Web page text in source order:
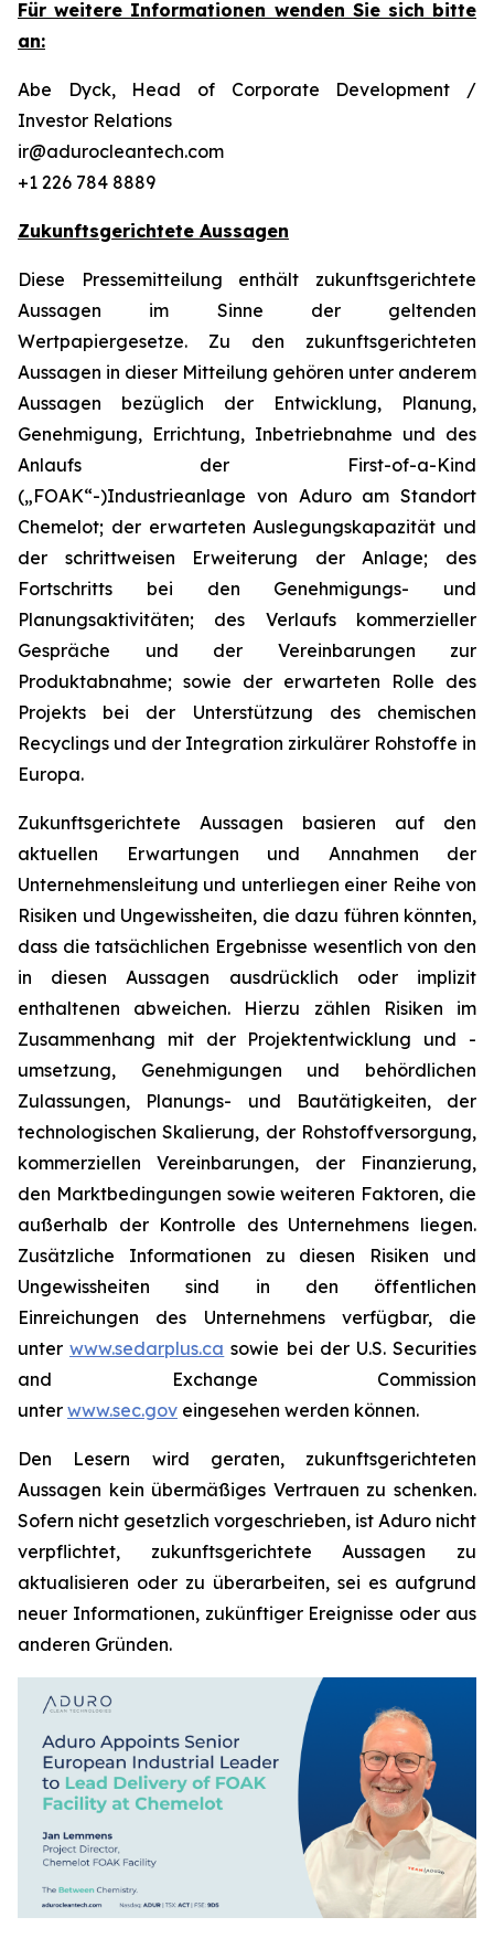
Für weitere Informationen wenden Sie sich bitte
an:
Abe Dyck, Head of Corporate Development /
Investor Relations
ir@adurocleantech.com
+1 226 784 8889
Zukunftsgerichtete Aussagen
Diese Pressemitteilung enthält zukunftsgerichtete
Aussagen im Sinne der geltenden
Wertpapiergesetze. Zu den zukunftsgerichteten
Aussagen in dieser Mitteilung gehören unter anderem
Aussagen bezüglich der Entwicklung, Planung,
Genehmigung, Errichtung, Inbetriebnahme und des
Anlaufs der First-of-a-Kind
(„FOAK“-)Industrieanlage von Aduro am Standort
Chemelot; der erwarteten Auslegungskapazität und
der schrittweisen Erweiterung der Anlage; des
Fortschritts bei den Genehmigungs- und
Planungsaktivitäten; des Verlaufs kommerzieller
Gespräche und der Vereinbarungen zur
Produktabnahme; sowie der erwarteten Rolle des
Projekts bei der Unterstützung des chemischen
Recyclings und der Integration zirkulärer Rohstoffe in
Europa.
Zukunftsgerichtete Aussagen basieren auf den
aktuellen Erwartungen und Annahmen der
Unternehmensleitung und unterliegen einer Reihe von
Risiken und Ungewissheiten, die dazu führen könnten,
dass die tatsächlichen Ergebnisse wesentlich von den
in diesen Aussagen ausdrücklich oder implizit
enthaltenen abweichen. Hierzu zählen Risiken im
Zusammenhang mit der Projektentwicklung und -
umsetzung, Genehmigungen und behördlichen
Zulassungen, Planungs- und Bautätigkeiten, der
technologischen Skalierung, der Rohstoffversorgung,
kommerziellen Vereinbarungen, der Finanzierung,
den Marktbedingungen sowie weiteren Faktoren, die
außerhalb der Kontrolle des Unternehmens liegen.
Zusätzliche Informationen zu diesen Risiken und
Ungewissheiten sind in den öffentlichen
Einreichungen des Unternehmens verfügbar, die
unterwww.sedarplus.ca sowie bei der U.S. Securities
and Exchange Commission
unter www.sec.gov eingesehen werden können.
Den Lesern wird geraten, zukunftsgerichteten
Aussagen kein übermäßiges Vertrauen zu schenken.
Sofern nicht gesetzlich vorgeschrieben, ist Aduro nicht
verpflichtet, zukunftsgerichtete Aussagen zu
aktualisieren oder zu überarbeiten, sei es aufgrund
neuer Informationen, zukünftiger Ereignisse oder aus
anderen Gründen.